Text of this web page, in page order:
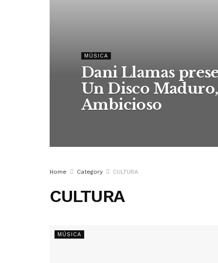
MÚSICA
Dani Llamas
Un Disco
Ambicioso
Home Category CULTURA
CULTURA
MÚSICA